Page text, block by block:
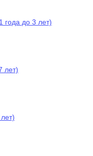
года до 3 лет)
лет)